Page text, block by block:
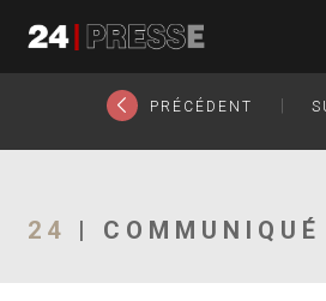
24Presse -
Communiqués de
PRÉCÉDENT
24 |